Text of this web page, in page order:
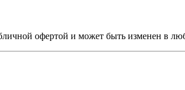
офертой и может быть изменен в